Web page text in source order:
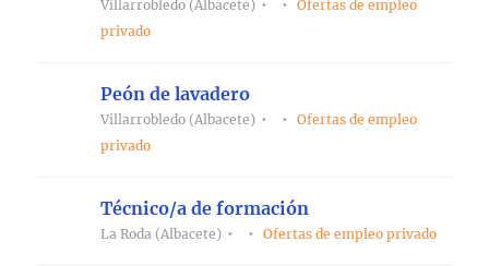
Villarrobledo (Albacete)
Ofertas de empleo
privado
Peón de lavadero
Villarrobledo (Albacete)
Ofertas de empleo
privado
Técnico/a de formación
La Roda (Albacete) Ofertas de empleo privado